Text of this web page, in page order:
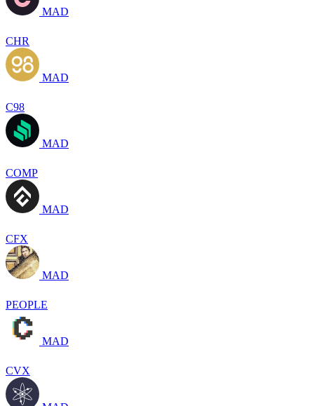
MAD
CHR
MAD
C98
MAD
COMP
MAD
CFX
MAD
PEOPLE
MAD
CVX